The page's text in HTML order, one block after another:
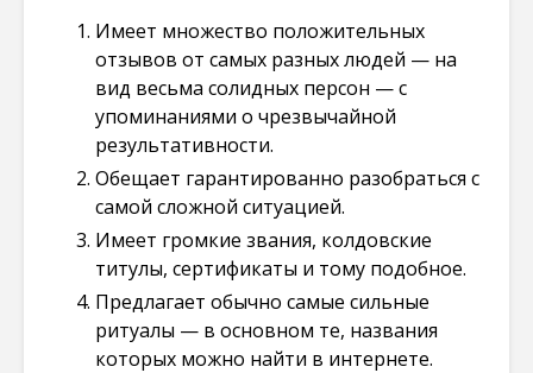
Имеет множество положительных
отзывов от самых разных людей — на
вид весьма солидных персон — с
упоминаниями о чрезвычайной
результативности.
Обещает гарантированно разобраться с
самой сложной ситуацией.
Имеет громкие звания, колдовские
титулы, сертификаты и тому подобное.
Предлагает обычно самые сильные
ритуалы — в основном те, названия
которых можно найти в интернете.